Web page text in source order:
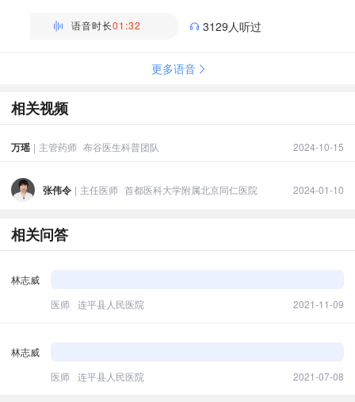
语音时长01:32 3129人听过
更多语音
相关视频
万瑶 | 主管药师 布谷医生科普团队 2024-10-15
张伟令 | 主任医师 首都医科大学附属北京同仁医院 2024-01-10
相关问答
林志威
医师 连平县人民医院 2021-11-09
林志威
医师 连平县人民医院 2021-07-08